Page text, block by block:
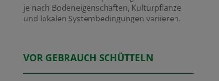
je nach Bodeneigenschaften, Kulturpflanze
und lokalen Systembedingungen variieren.
VOR GEBRAUCH SCHÜTTELN